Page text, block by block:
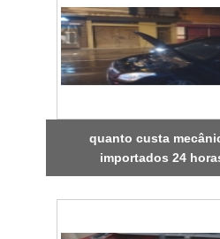
quanto custa
importados 24